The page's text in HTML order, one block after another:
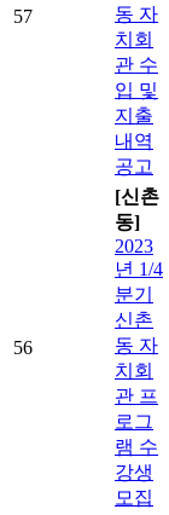
57
동 자
치회
관 수
입 및
지출
내역
공고
56
[신촌
동]
2023
년 1/4
분기
신촌
동 자
치회
관 프
로그
램 수
강생
모집